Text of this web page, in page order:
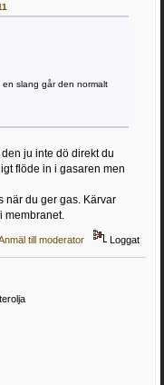
slang går den normalt
ju inte dö direkt du
flöde in i gasaren men
när du ger gas. Kärvar
membranet.
till moderator Loggat